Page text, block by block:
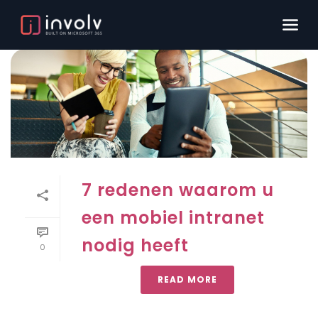
0
7 redenen waarom u
een mobiel intranet
nodig heeft
READ MORE